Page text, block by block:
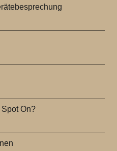
On?